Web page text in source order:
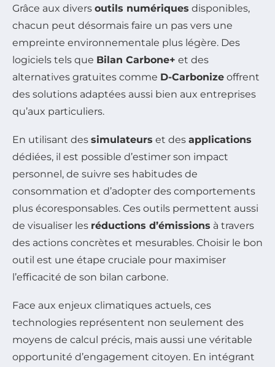
Grâce aux divers outils numériques disponibles,
chacun peut désormais faire un pas vers une
empreinte environnementale plus légère. Des
logiciels tels que Bilan Carbone+ et des
alternatives gratuites comme D-Carbonize offrent
des solutions adaptées aussi bien aux entreprises
qu’aux particuliers.
En utilisant des simulateurs et des applications
dédiées, il est possible d’estimer son impact
personnel, de suivre ses habitudes de
consommation et d’adopter des comportements
plus écoresponsables. Ces outils permettent aussi
de visualiser les réductions d’émissions à travers
des actions concrètes et mesurables. Choisir le bon
outil est une étape cruciale pour maximiser
l’efficacité de son bilan carbone.
Face aux enjeux climatiques actuels, ces
technologies représentent non seulement des
moyens de calcul précis, mais aussi une véritable
opportunité d’engagement citoyen. En intégrant